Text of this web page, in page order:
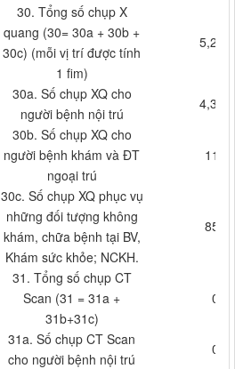
30. Tổng số chụp X
quang (30= 30a + 30b +
30c) (mỗi vị trí được tính
1 fim)
5,284
30a. Số chụp XQ cho
người bệnh nội trú
4,316
30b. Số chụp XQ cho
người bệnh khám và ĐT
ngoại trú
112
30c. Số chụp XQ phục vụ
những đối tượng không
khám, chữa bệnh tại BV,
Khám sức khỏe; NCKH.
856
31. Tổng số chụp CT
Scan (31 = 31a +
31b+31c)
0
31a. Số chụp CT Scan
cho người bệnh nội trú
0